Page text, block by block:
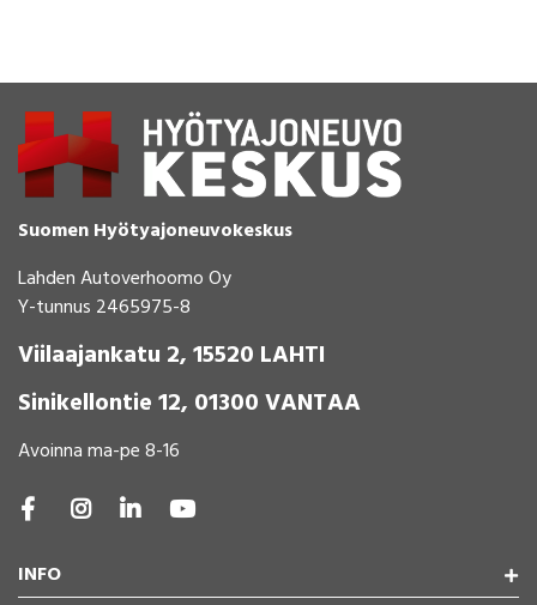
Suomen Hyötyajoneuvokeskus
Lahden Autoverhoomo Oy
Y-tunnus 2465975-8
Viilaajankatu 2, 15520 LAHTI
Sinikellontie 12, 01300 VANTAA
Avoinna ma-pe 8-16
INFO